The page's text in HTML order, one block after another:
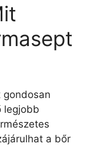
gondosan
legjobb
a bőr